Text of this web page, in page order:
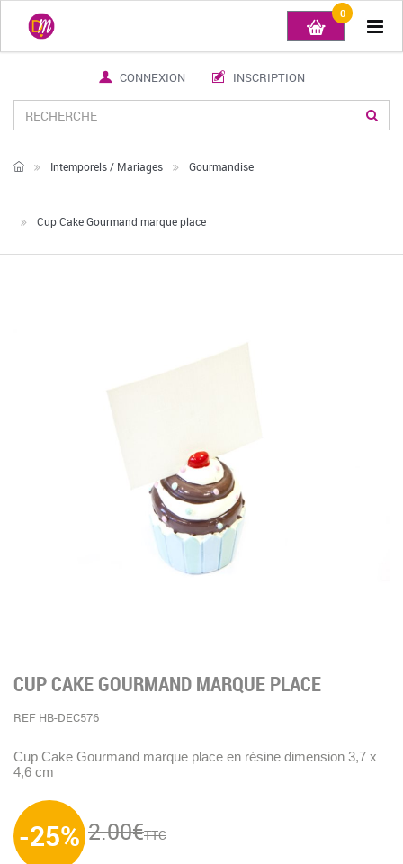
CONNEXION INSCRIPTION
0
Intemporels / Mariages Gourmandise
Cup Cake Gourmand marque place
CUP CAKE GOURMAND MARQUE PLACE
REF HB-DEC576
Cup Cake Gourmand marque place en résine dimension 3,7 x
4,6 cm
-25% 2.00€TTC